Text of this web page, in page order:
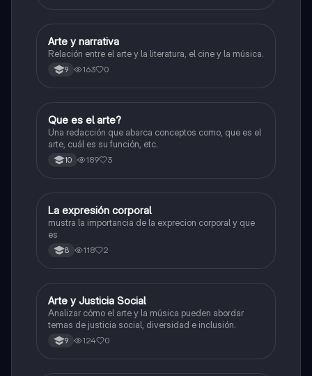
Artes
Arte y narrativa
Relación entre el arte y la literatura, el cine y la música.
9 163 0
Artes
Que es el arte?
Una redacción que abarca conceptos como, que es el
arte, cuál es su función, etc.
10 189 3
Artes
La expresión corporal
mustra la importancia de la exprecion corporal y que
es
8 118 2
Artes
Arte y Justicia Social
Analizar cómo el arte y la música pueden abordar
temas de justicia social, diversidad e inclusión.
9 124 0